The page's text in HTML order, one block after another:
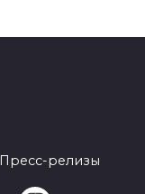
Пресс-релизы